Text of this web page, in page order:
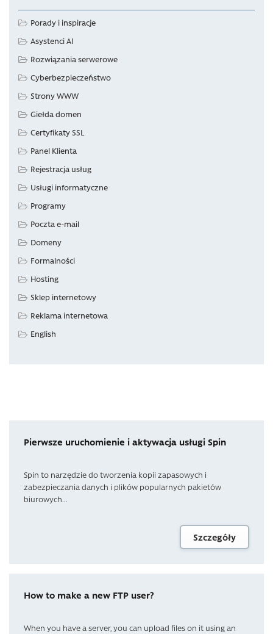
Porady i inspiracje
Asystenci AI
Rozwiązania serwerowe
Cyberbezpieczeństwo
Strony WWW
Giełda domen
Certyfikaty SSL
Panel Klienta
Rejestracja usług
Usługi informatyczne
Programy
Poczta e-mail
Domeny
Formalności
Hosting
Sklep internetowy
Reklama internetowa
English
Pierwsze uruchomienie i aktywacja usługi Spin
Spin to narzędzie do tworzenia kopii zapasowych i
zabezpieczania danych i plików popularnych pakietów
biurowych...
Szczegóły
How to make a new FTP user?
When you have a server, you can upload files on it using an